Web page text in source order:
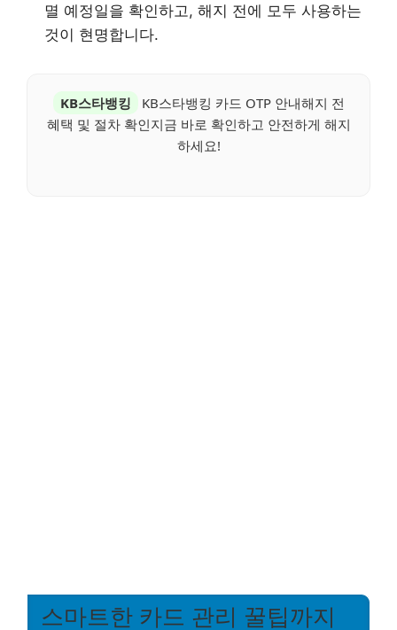
멸 예정일을 확인하고, 해지 전에 모두 사용하는
것이 현명합니다.
KB스타뱅킹
KB스타뱅킹 카드 OTP 안내해지 전
혜택 및 절차 확인지금 바로 확인하고 안전하게 해지
하세요!
스마트한 카드 관리 꿀팁까지